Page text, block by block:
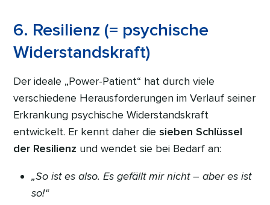
6. Resilienz (= psychische
Widerstandskraft)
Der ideale „Power-Patient“ hat durch viele
verschiedene Herausforderungen im Verlauf seiner
Erkrankung psychische Widerstandskraft
entwickelt. Er kennt daher die sieben Schlüssel
der Resilienz und wendet sie bei Bedarf an:
„So ist es also. Es gefällt mir nicht – aber es ist
so!“